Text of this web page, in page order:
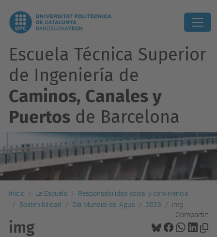
Escuela Técnica Superior
de Ingeniería de
Caminos, Canales y
Puertos de Barcelona
Inicio La Escuela
Responsabilidad social y convivencia
Sostenibilidad
Día Mundial del Agua 2023 img
Compartir:
img